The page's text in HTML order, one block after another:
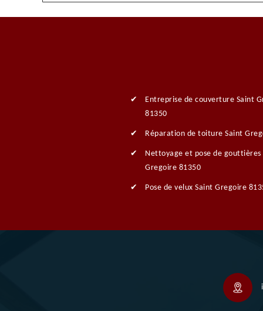
Entreprise de couverture Saint
81350
Réparation de toiture Saint
Nettoyage et pose de gouttières
Gregoire 81350
Pose de velux Saint Gregoire